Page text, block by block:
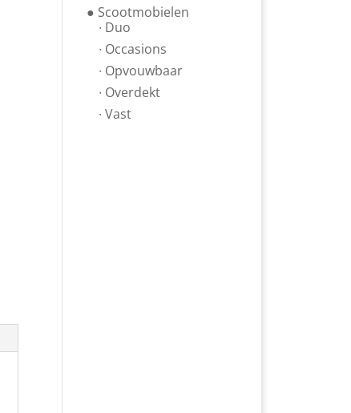
● Scootmobielen
∙ Duo
∙ Occasions
∙ Opvouwbaar
∙ Overdekt
∙ Vast